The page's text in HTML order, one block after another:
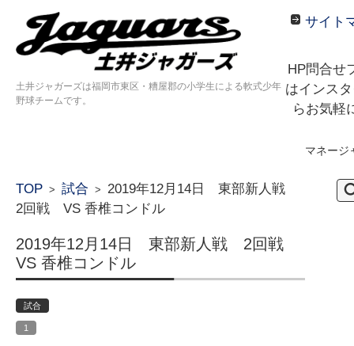
土井ジャガーズは福岡市東区・糟屋郡の小学生による軟式少年
野球チームです。
サイト
HP問合せ
はインス
らお気軽
マネー
TOP > 試合 > 2019年12月14日 東部新人戦
2回戦 VS 香椎コンドル
2019年12月14日 東部新人戦 2回戦
VS 香椎コンドル
試合
1
検
索: